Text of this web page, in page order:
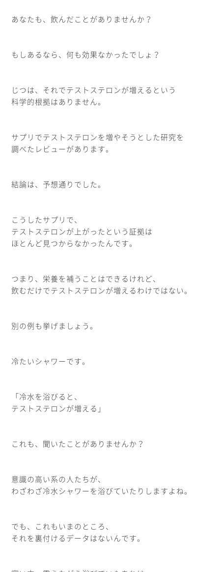
あなたも、飲んだことがありませんか？
もしあるなら、何も効果なかったでしょ？
じつは、それでテストステロンが増えるという
科学的根拠はありません。
サプリでテストステロンを増やそうとした研究を
調べたレビューがあります。
結論は、予想通りでした。
こうしたサプリで、
テストステロンが上がったという証拠は
ほとんど見つからなかったんです。
つまり、栄養を補うことはできるけれど、
飲むだけでテストステロンが増えるわけではない。
別の例も挙げましょう。
冷たいシャワーです。
「冷水を浴びると、
テストステロンが増える」
これも、聞いたことがありませんか？
意識の高い系の人たちが、
わざわざ冷水シャワーを浴びていたりしますよね。
でも、これもいまのところ、
それを裏付けるデータはないんです。